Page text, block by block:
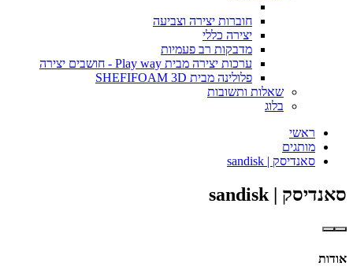
חוברות יצירה וצביעה
יצירה כללי
מדבקות רב פעמיות
ערכות יצירה מבית Play way - חושבים יצירה
פלולינה מבית SHEFIFOAM 3D
שאלות ותשובות
בלוג
ראשי
מותגים
סאנדיסק | sandisk
סאנדיסק | sandisk
אודות